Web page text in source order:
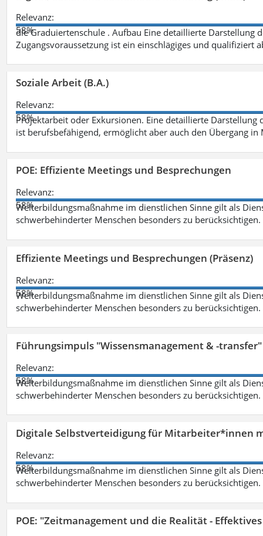
Relevanz:
58%
die Graduiertenschule . Aufbau Eine detaillierte Darstellung
Zugangsvoraussetzung ist ein einschlägiges und qualifiziert
Soziale Arbeit (B.A.)
Relevanz:
58%
Projektarbeit oder Exkursionen. Eine detaillierte
ist berufsbefähigend, ermöglicht aber auch den Übergang in
POE: Effiziente Meetings und Besprechungen
Relevanz:
58%
Weiterbildungsmaßnahme im dienstlichen Sinne gilt als
schwerbehinderter Menschen besonders zu berücksichtigen.
Effiziente Meetings und Besprechungen (Präsenz)
Relevanz:
58%
Weiterbildungsmaßnahme im dienstlichen Sinne gilt als
schwerbehinderter Menschen besonders zu berücksichtigen.
Führungsimpuls "Wissensmanagement & -
Relevanz:
58%
Weiterbildungsmaßnahme im dienstlichen Sinne gilt als
schwerbehinderter Menschen besonders zu berücksichtigen.
Digitale Selbstverteidigung für Mitarbeiter*innen
Relevanz:
58%
Weiterbildungsmaßnahme im dienstlichen Sinne gilt als
schwerbehinderter Menschen besonders zu berücksichtigen.
POE: "Zeitmanagement und die Realität -